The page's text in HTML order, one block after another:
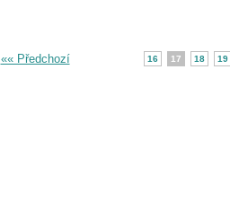
«« Předchozí 16 17 18 19